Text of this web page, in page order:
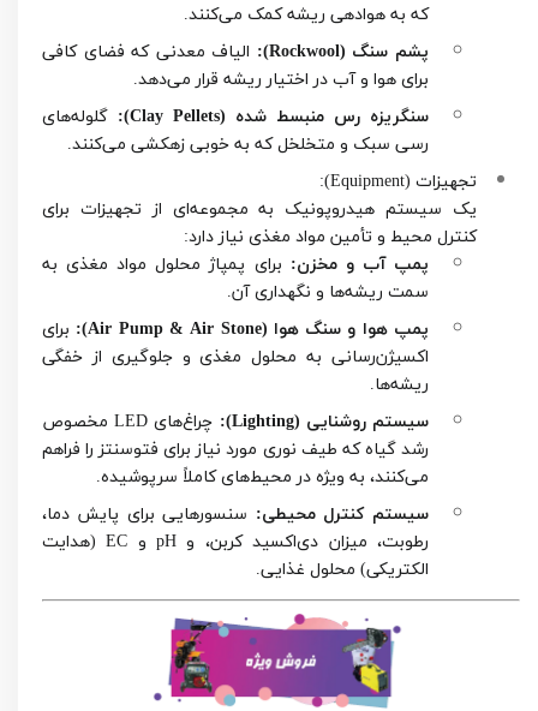
که به هوادهی ریشه کمک می‌کنند.
پشم سنگ (Rockwool):
الیاف معدنی که فضای کافی
برای هوا و آب در اختیار ریشه قرار می‌دهد.
سنگریزه رس منبسط شده (Clay Pellets):
گلوله‌های
رسی سبک و متخلخل که به خوبی زهکشی می‌کنند.
تجهیزات (Equipment):
یک سیستم هیدروپونیک به مجموعه‌ای از تجهیزات برای
کنترل محیط و تأمین مواد مغذی نیاز دارد:
پمپ آب و مخزن: برای پمپاژ محلول مواد مغذی به
سمت ریشه‌ها و نگهداری آن.
پمپ هوا و سنگ هوا (Air Pump & Air Stone):
برای
اکسیژن‌رسانی به محلول مغذی و جلوگیری از خفگی
ریشه‌ها.
سیستم روشنایی (Lighting):
چراغ‌های LED مخصوص
رشد گیاه که طیف نوری مورد نیاز برای فتوسنتز را فراهم
می‌کنند، به ویژه در محیط‌های کاملاً سرپوشیده.
سیستم کنترل محیطی: سنسورهایی برای پایش دما،
رطوبت، میزان دی‌اکسید کربن، و pH و EC (هدایت
الکتریکی) محلول غذایی.